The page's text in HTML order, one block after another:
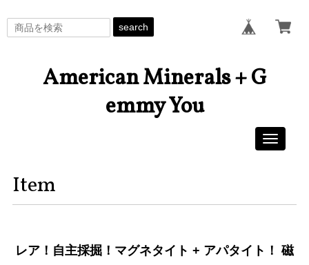
search
American Minerals + G
emmy You
Toggle
Item
レア！自主採掘！マグネタイト + アパタイト！ 磁